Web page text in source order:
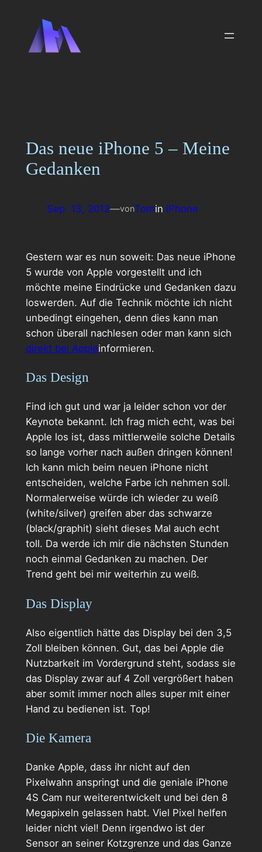
springen
Das neue iPhone 5 – Meine
Gedanken
Sep. 13, 2012—vonTomin iPhone
Gestern war es nun soweit: Das neue iPhone
5 wurde von Apple vorgestellt und ich
möchte meine Eindrücke und Gedanken dazu
loswerden. Auf die Technik möchte ich nicht
unbedingt eingehen, denn dies kann man
schon überall nachlesen oder man kann sich
direkt bei Appleinformieren.
Das Design
Find ich gut und war ja leider schon vor der
Keynote bekannt. Ich frag mich echt, was bei
Apple los ist, dass mittlerweile solche Details
so lange vorher nach außen dringen können!
Ich kann mich beim neuen iPhone nicht
entscheiden, welche Farbe ich nehmen soll.
Normalerweise würde ich wieder zu weiß
(white/silver) greifen aber das schwarze
(black/graphit) sieht dieses Mal auch echt
toll. Da werde ich mir die nächsten Stunden
noch einmal Gedanken zu machen. Der
Trend geht bei mir weiterhin zu weiß.
Das Display
Also eigentlich hätte das Display bei den 3,5
Zoll bleiben können. Gut, das bei Apple die
Nutzbarkeit im Vordergrund steht, sodass sie
das Display zwar auf 4 Zoll vergrößert haben
aber somit immer noch alles super mit einer
Hand zu bedienen ist. Top!
Die Kamera
Danke Apple, dass ihr nicht auf den
Pixelwahn anspringt und die geniale iPhone
4S Cam nur weiterentwickelt und bei den 8
Megapixeln gelassen habt. Viel Pixel helfen
leider nicht viel! Denn irgendwo ist der
Sensor an seiner Kotzgrenze und das Ganze